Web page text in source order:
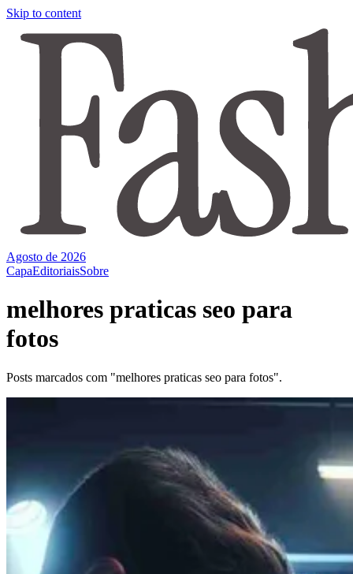
Skip to content
Agosto de 2026
CapaEditoriaisSobre
melhores praticas seo para
fotos
Posts marcados com "melhores praticas seo para fotos".